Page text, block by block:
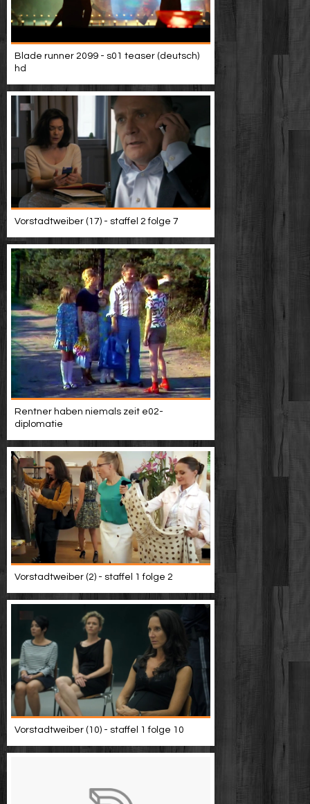
Blade runner 2099 - s01 teaser (deutsch)
hd
Vorstadtweiber (17) - staffel 2 folge 7
Rentner haben niemals zeit e02-
diplomatie
Vorstadtweiber (2) - staffel 1 folge 2
Vorstadtweiber (10) - staffel 1 folge 10